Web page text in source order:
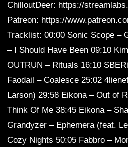
ChilloutDeer: https://
Patreon: https://
Tracklist: 00:00 Sonic Scope –
– I Should Have Been 09:10
OUTRUN – Rituals 16:10
Faodail – Coalesce 25:02
Larson) 29:58 Eikona – Out of
Think Of Me 38:45 Eikona –
Grandyzer – Ephemera (feat.
Cozy Nights 50:05 Fabbro –